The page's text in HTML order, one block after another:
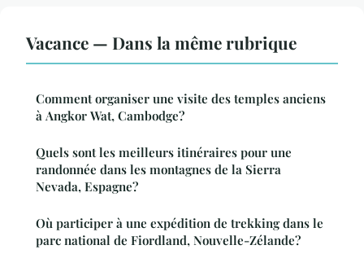
Vacance — Dans la même rubrique
Comment organiser une visite des temples anciens
à Angkor Wat, Cambodge?
Quels sont les meilleurs itinéraires pour une
randonnée dans les montagnes de la Sierra
Nevada, Espagne?
Où participer à une expédition de trekking dans le
parc national de Fiordland, Nouvelle-Zélande?